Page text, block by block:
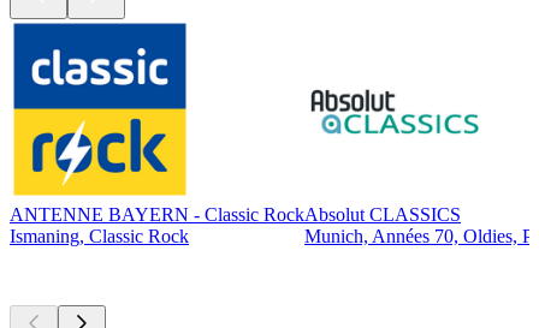
ANTENNE BAYERN - Classic Rock
Ismaning, Classic Rock
Absolut CLASSICS
Munich, Années 70, Oldies,